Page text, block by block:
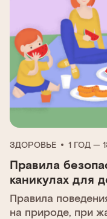
ЗДОРОВЬЕ 1 ГОД —
Правила
каникулах для
Правила
на природе, при